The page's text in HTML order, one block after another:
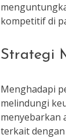
kompetitif di
Strategi
Menghadapi
melindungi
menyebarkan
terkait